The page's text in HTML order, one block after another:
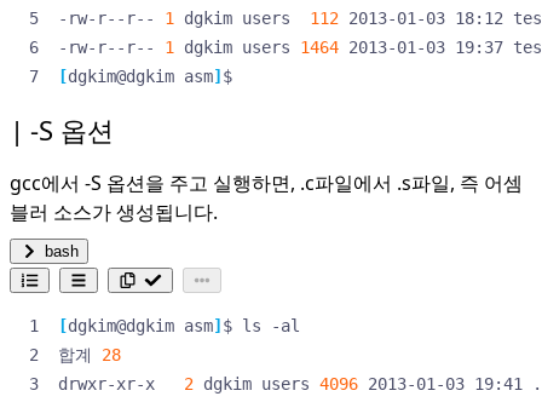
-rw-r--r-- 1 dgkim users 112
-rw-r--r-- 1 dgkim users 1464
[dgkim@dgkim asm] $
-S 옵션
gcc에서 -S 옵션을 주고 실행하면, .c파일에서 .s파일, 즉 어셈
블러 소스가 생성됩니다.
bash
[dgkim@dgkim asm]
합계 28
drwxr-xr-x 2 dgkim users 4096